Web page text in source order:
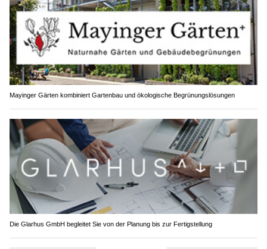
Mayinger Gärten kombiniert Gartenbau und ökologische Begrünungslösungen
Die Glarhus GmbH begleitet Sie von der Planung bis zur Fertigstellung